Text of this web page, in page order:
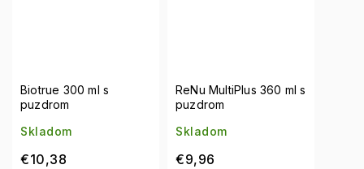
Biotrue 300 ml s
puzdrom
Skladom
€10,38
ReNu MultiPlus 360 ml s
puzdrom
Skladom
€9,96